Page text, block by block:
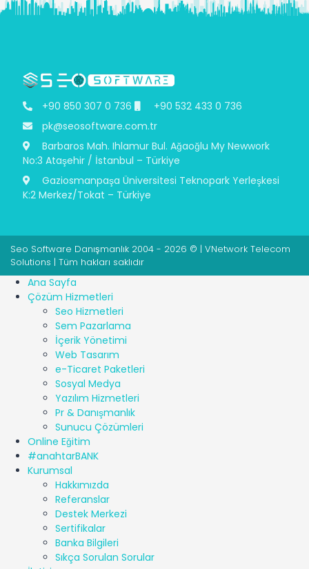
+90 850 307 0 736
+90 532 433 0 736
pk@seosoftware.com.tr
Barbaros Mah. Ihlamur Bul. Ağaoğlu My Newwork
No:3 Ataşehir / İstanbul – Türkiye
Gaziosmanpaşa Üniversitesi Teknopark Yerleşkesi
K:2 Merkez/Tokat – Türkiye
Seo Software Danışmanlık 2004 - 2026 © | VNetwork Telecom
Solutions | Tüm hakları saklıdır
Ana Sayfa
Çözüm Hizmetleri
Seo Hizmetleri
Sem Pazarlama
İçerik Yönetimi
Web Tasarım
e-Ticaret Paketleri
Sosyal Medya
Yazılım Hizmetleri
Pr & Danışmanlık
Sunucu Çözümleri
Online Eğitim
#anahtarBANK
Kurumsal
Hakkımızda
Referanslar
Destek Merkezi
Sertifikalar
Banka Bilgileri
Sıkça Sorulan Sorular